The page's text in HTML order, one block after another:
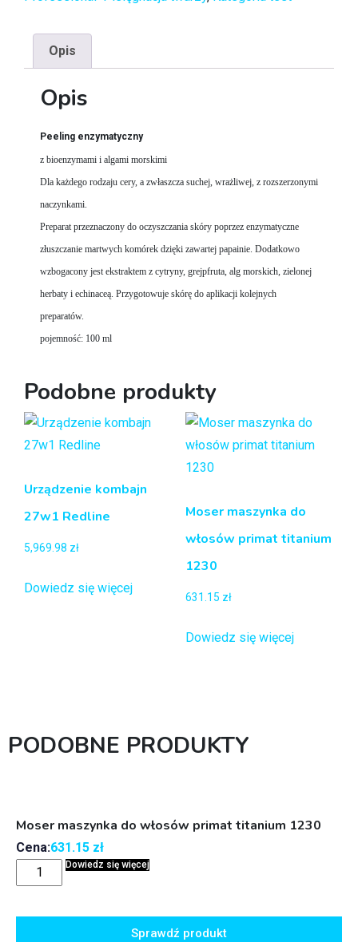
Opis
Opis
Peeling enzymatyczny
z bioenzymami i algami morskimi
Dla każdego rodzaju cery, a zwłaszcza suchej, wrażliwej, z rozszerzonymi
naczynkami.
Preparat przeznaczony do oczyszczania skóry poprzez enzymatyczne
złuszczanie martwych komórek dzięki zawartej papainie. Dodatkowo
wzbogacony jest ekstraktem z cytryny, grejpfruta, alg morskich, zielonej
herbaty i echinaceą. Przygotowuje skórę do aplikacji kolejnych
preparatów.
pojemność: 100 ml
Podobne produkty
Urządzenie kombajn
27w1 Redline
5,969.98 zł
Dowiedz się więcej
Moser maszynka do
włosów primat titanium
1230
631.15 zł
Dowiedz się więcej
PODOBNE PRODUKTY
Moser maszynka do włosów primat titanium 1230
Cena:631.15 zł
Dowiedz się więcej
Sprawdź produkt